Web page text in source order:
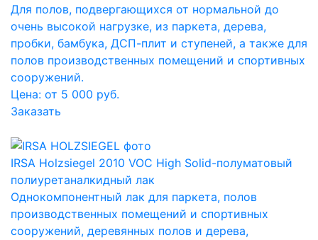
Для полов, подвергающихся от нормальной до
очень высокой нагрузке, из паркета, дерева,
пробки, бамбука, ДСП-плит и ступеней, а также для
полов производственных помещений и спортивных
сооружений.
Цена: от 5 000 руб.
Заказать
IRSA Holzsiegel 2010 VOC High Solid-полуматовый
полиуретаналкидный лак
Однокомпонентный лак для паркета, полов
производственных помещений и спортивных
сооружений, деревянных полов и дерева,